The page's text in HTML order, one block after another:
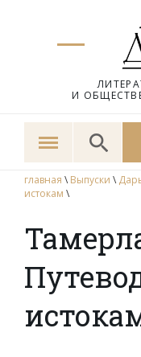
И
главная \ Выпуски \
истокам \